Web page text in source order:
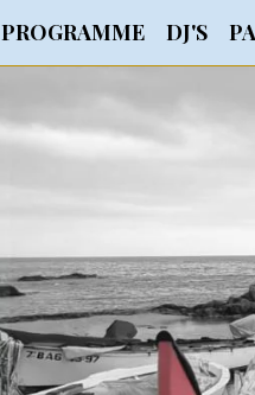
PROGRAMME DJ'S